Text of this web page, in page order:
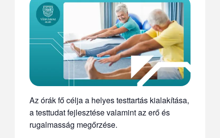
Az órák fő célja a helyes testtartás kialakítása,
a testtudat fejlesztése valamint az erő és
rugalmasság megőrzése.